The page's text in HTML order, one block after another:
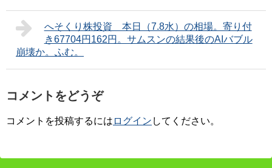
へそくり株投資 本日（7.8水）の相場。寄り付
き67704円162円。サムスンの結果後のAIバブル
崩壊か。ふむ。
コメントをどうぞ
コメントを投稿するには ログイン してください。